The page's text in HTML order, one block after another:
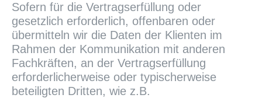
Sofern für die Vertragserfüllung oder
gesetzlich erforderlich, offenbaren oder
übermitteln wir die Daten der Klienten im
Rahmen der Kommunikation mit anderen
Fachkräften, an der Vertragserfüllung
erforderlicherweise oder typischerweise
beteiligten Dritten, wie z.B.